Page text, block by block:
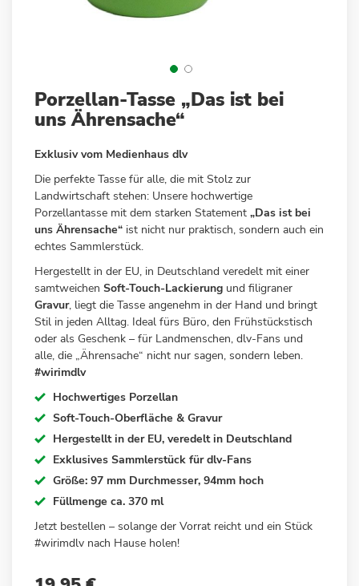
Anfang
der
springen
Porzellan-Tasse „Das ist bei
uns Ährensache“
Exklusiv vom Medienhaus dlv
Die perfekte Tasse für alle, die mit Stolz zur
Landwirtschaft stehen: Unsere hochwertige
Porzellantasse mit dem starken Statement „Das ist bei
uns Ährensache“ist nicht nur praktisch, sondern auch ein
echtes Sammlerstück.
Hergestellt in der EU, in Deutschland veredelt mit einer
samtweichen Soft-Touch-Lackierungund filigraner
Gravur, liegt die Tasse angenehm in der Hand und bringt
Stil in jeden Alltag. Ideal fürs Büro, den Frühstückstisch
oder als Geschenk – für Landmenschen, dlv-Fans und
alle, die „Ährensache“ nicht nur sagen, sondern leben.
#wirimdlv
Hochwertiges Porzellan
Soft-Touch-Oberfläche & Gravur
Hergestellt in der EU, veredelt in Deutschland
Exklusives Sammlerstück für dlv-Fans
Größe: 97 mm Durchmesser, 94mm hoch
Füllmenge ca. 370 ml
Jetzt bestellen – solange der Vorrat reicht und ein Stück
#wirimdlv nach Hause holen!